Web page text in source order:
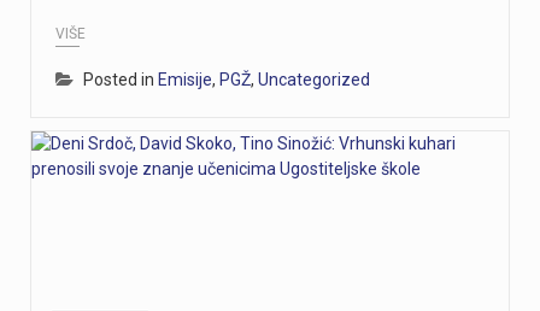
VIŠE
Posted in Emisije, PGŽ, Uncategorized